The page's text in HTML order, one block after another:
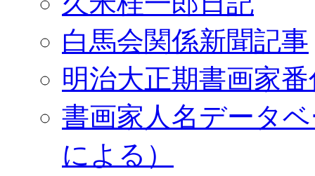
白馬会関係新聞記事
明治大正期書画家
書画家人名データ
による）